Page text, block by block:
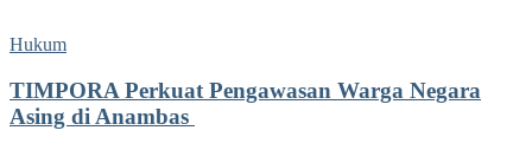
Hukum
TIMPORA Perkuat Pengawasan Warga Negara
Asing di Anambas ‎